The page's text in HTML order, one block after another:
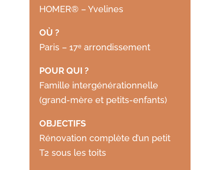
HOMER® – Yvelines
OÙ ?
Paris – 17ᵉ arrondissement
POUR QUI ?
Famille intergénérationnelle
(grand-mère et petits-enfants)
OBJECTIFS
Rénovation complète d’un petit
T2 sous les toits